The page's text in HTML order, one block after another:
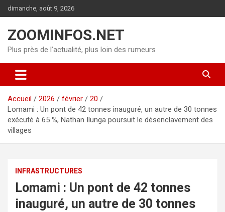
Aller
au
dimanche, août 9, 2026
ZOOMINFOS.NET
Plus près de l’actualité, plus loin des rumeurs
Accueil 2026 février
20
Lomami : Un pont de 42 tonnes inauguré, un autre de 30 tonnes
exécuté à 65 %, Nathan Ilunga poursuit le désenclavement des
villages
INFRASTRUCTURES
Lomami : Un pont de 42 tonnes
inauguré, un autre de 30 tonnes